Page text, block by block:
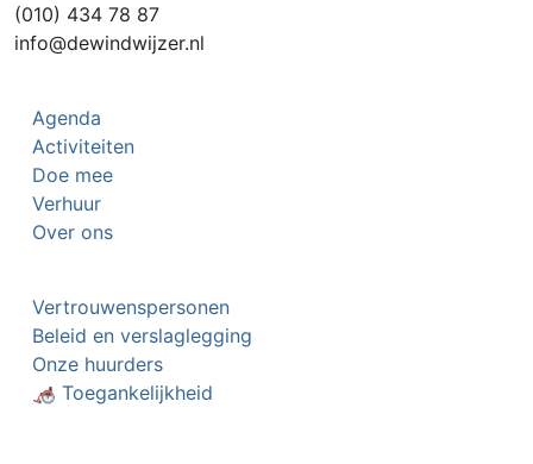
(010) 434 78 87
info@dewindwijzer.nl
Agenda
Activiteiten
Doe mee
Verhuur
Over ons
Vertrouwenspersonen
Beleid en verslaglegging
Onze huurders
🦽 Toegankelijkheid